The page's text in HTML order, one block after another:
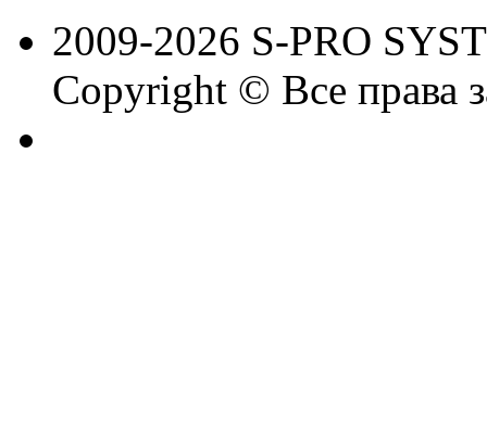
2009-2026 S-PRO
Copyright © Все права